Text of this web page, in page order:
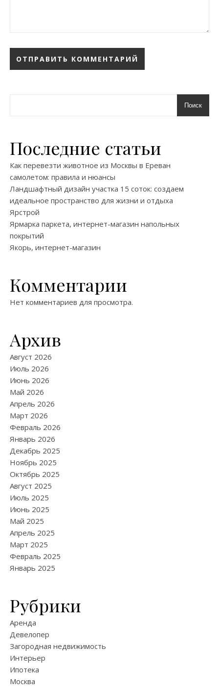
Поиск
Последние статьи
Как перевезти животное из Москвы в Ереван
самолетом: правила и нюансы
Ландшафтный дизайн участка 15 соток: создаем
идеальное пространство для жизни и отдыха
Ярстрой
Ярмарка паркета, интернет-магазин напольных
покрытий
Якорь, интернет-магазин
Комментарии
Нет комментариев для просмотра.
Архив
Август 2026
Июль 2026
Июнь 2026
Май 2026
Апрель 2026
Март 2026
Февраль 2026
Январь 2026
Декабрь 2025
Ноябрь 2025
Октябрь 2025
Август 2025
Июль 2025
Июнь 2025
Май 2025
Апрель 2025
Март 2025
Февраль 2025
Январь 2025
Рубрики
Аренда
Девелопер
Загородная недвижимость
Интерьер
Ипотека
Москва